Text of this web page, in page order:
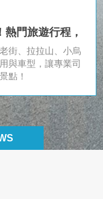
門旅遊行程，
街、拉拉山、小烏
與車型，讓專業司
點！